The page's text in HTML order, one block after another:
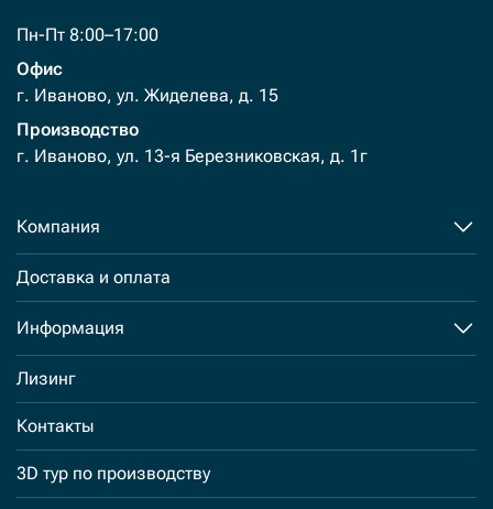
Пн-Пт 8:00–17:00
Офис
г. Иваново, ул. Жиделева, д. 15
Производство
г. Иваново, ул. 13-я Березниковская, д. 1г
Компания
Доставка и оплата
Информация
Лизинг
Контакты
3D тур по производству